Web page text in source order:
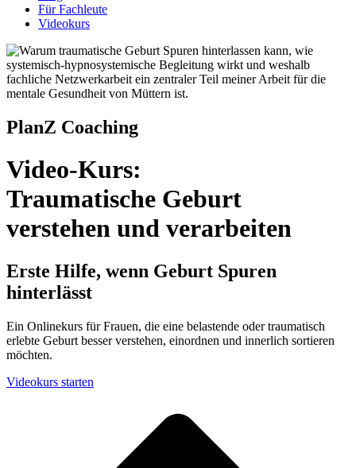
Für Fachleute
Videokurs
PlanZ Coaching
Video-Kurs:
Traumatische Geburt
verstehen und verarbeiten
Erste Hilfe, wenn Geburt Spuren
hinterlässt
Ein Onlinekurs für Frauen, die eine belastende oder traumatisch
erlebte Geburt besser verstehen, einordnen und innerlich sortieren
möchten.
Videokurs starten